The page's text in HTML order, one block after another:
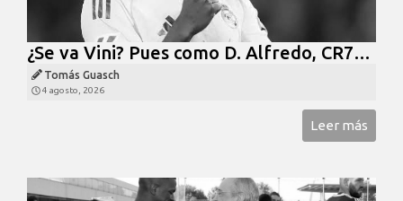
¿Se va Vini? Pues como D. Alfredo, CR7…
Tomás Guasch
4 agosto, 2026
Leer más